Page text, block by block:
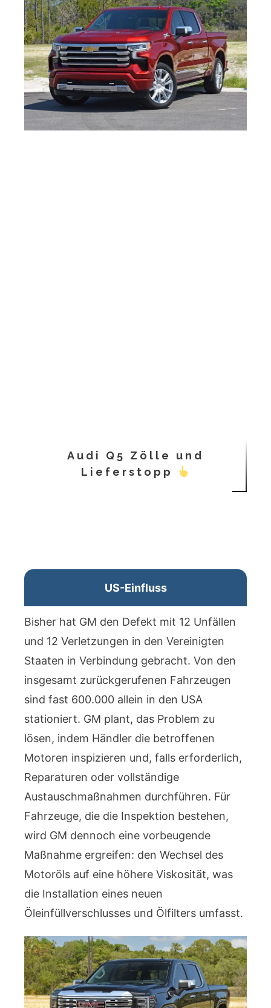
Audi Q5 Zölle und
Lieferstopp
US-Einfluss
Bisher hat GM den Defekt mit 12 Unfällen
und 12 Verletzungen in den Vereinigten
Staaten in Verbindung gebracht. Von den
insgesamt zurückgerufenen Fahrzeugen
sind fast 600.000 allein in den USA
stationiert. GM plant, das Problem zu
lösen, indem Händler die betroffenen
Motoren inspizieren und, falls erforderlich,
Reparaturen oder vollständige
Austauschmaßnahmen durchführen. Für
Fahrzeuge, die die Inspektion bestehen,
wird GM dennoch eine vorbeugende
Maßnahme ergreifen: den Wechsel des
Motoröls auf eine höhere Viskosität, was
die Installation eines neuen
Öleinfüllverschlusses und Ölfilters umfasst.